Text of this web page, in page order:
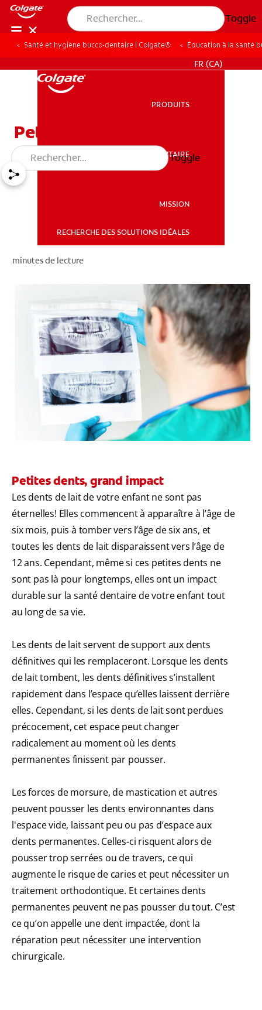
Toggle
SANTÉ BUCCO-DENTAIRE
POUR LES PROFESSIONNELS
FR (CA)
FR (CA)
PRODUITS
SANTÉ BUCCO-DENTAIRE
MISSION
RECHERCHE DES SOLUTIONS IDÉALES
Toggle
Santé et hygiène bucco-dentaire | Colgate® Éducation à la santé
Petites dents
minutes de lecture
Petites dents, grand impact
Les dents de lait de votre enfant ne sont pas
éternelles! Elles commencent à apparaître à l’âge de
six mois, puis à tomber vers l’âge de six ans, et
toutes les dents de lait disparaissent vers l’âge de
12 ans. Cependant, même si ces petites dents ne
sont pas là pour longtemps, elles ont un impact
durable sur la santé dentaire de votre enfant tout
au long de sa vie.
Les dents de lait servent de support aux dents
définitives qui les remplaceront. Lorsque les dents
de lait tombent, les dents définitives s’installent
rapidement dans l’espace qu’elles laissent derrière
elles. Cependant, si les dents de lait sont perdues
précocement, cet espace peut changer
radicalement au moment où les dents
permanentes finissent par pousser.
Les forces de morsure, de mastication et autres
peuvent pousser les dents environnantes dans
l'espace vide, laissant peu ou pas d’espace aux
dents permanentes. Celles-ci risquent alors de
pousser trop serrées ou de travers, ce qui
augmente le risque de caries et peut nécessiter un
traitement orthodontique. Et certaines dents
permanentes peuvent ne pas pousser du tout. C’est
ce qu’on appelle une dent impactée, dont la
réparation peut nécessiter une intervention
chirurgicale.